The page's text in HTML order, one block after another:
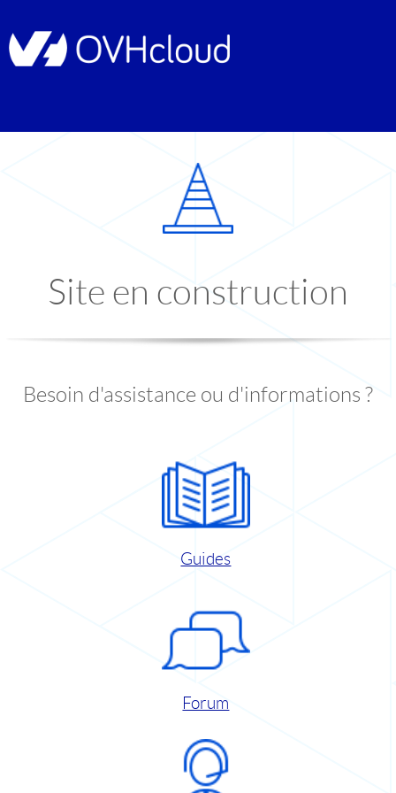
Site en construction
Besoin d'assistance ou d'informations ?
Guides
Forum